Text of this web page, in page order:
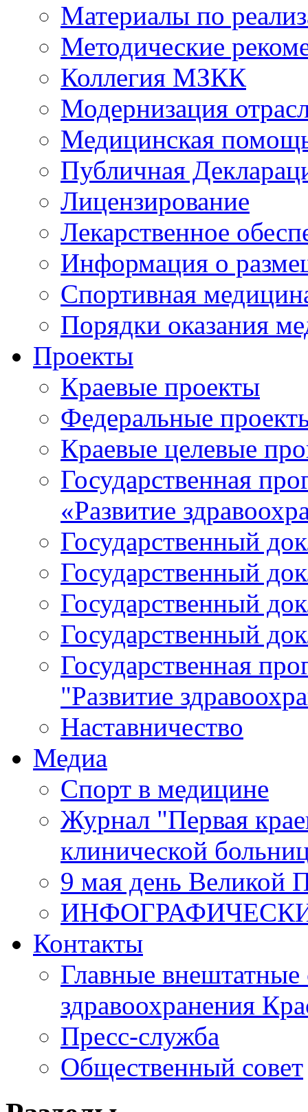
Материалы по
Методические
Коллегия МЗКК
Модернизация
Медицинская
Публичная
Лицензирование
Лекарственное
Информация о
Спортивная
Порядки оказания
Проекты
Краевые проекты
Федеральные
Краевые целевые
Государственная
«Развитие
Государственный
Государственный
Государственный
Государственный
Государственная
"Развитие
Наставничество
Медиа
Спорт в медицине
Журнал "Первая
клинической
9 мая день Великой
Контакты
Главные внештатные
здравоохранения
Пресс-служба
Общественный совет